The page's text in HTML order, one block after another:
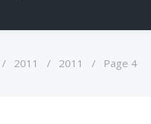
/ 2011 / 2011 / Page 4